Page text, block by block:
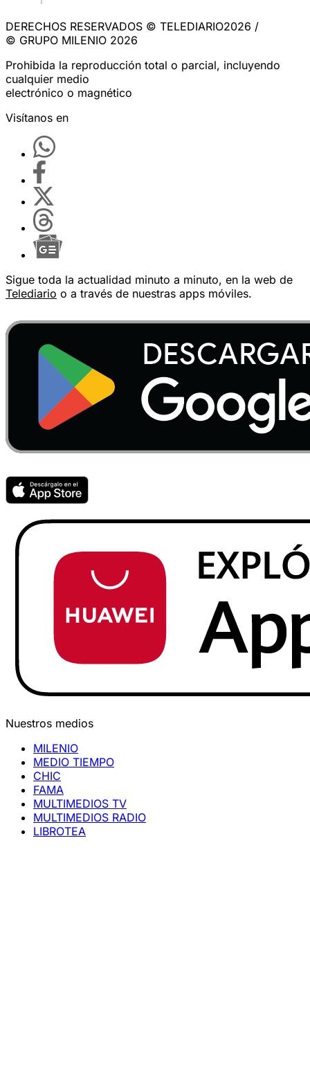
DERECHOS RESERVADOS © TELEDIARIO2026 /
© GRUPO MILENIO 2026
Prohibida la reproducción total o parcial, incluyendo
cualquier medio
electrónico o magnético
Visítanos en
Sigue toda la actualidad minuto a minuto, en la web de
Telediario o a través de nuestras apps móviles.
Nuestros medios
MILENIO
MEDIO TIEMPO
CHIC
FAMA
MULTIMEDIOS TV
MULTIMEDIOS RADIO
LIBROTEA